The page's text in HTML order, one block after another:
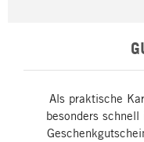
Als praktische
besonders